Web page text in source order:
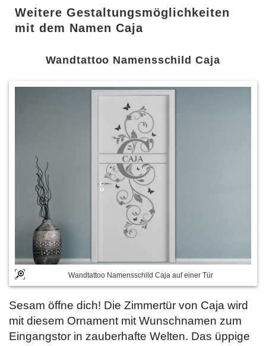
Weitere Gestaltungsmöglichkeiten
mit dem Namen Caja
Wandtattoo Namensschild Caja
Wandtattoo Namensschild Caja auf einer Tür
Sesam öffne dich! Die Zimmertür von Caja wird
mit diesem Ornament mit Wunschnamen zum
Eingangstor in zauberhafte Welten. Das üppige